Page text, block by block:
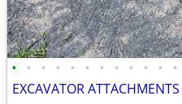
• • • • • • • • • • • •